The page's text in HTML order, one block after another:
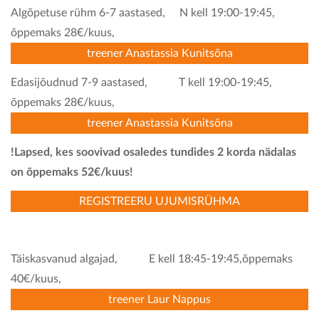
Algõpetuse rühm 6-7 aastased, N kell 19:00-19:45,
õppemaks 28€/kuus,
treener Anastassia Kunitsõna
Edasijõudnud 7-9 aastased, T kell 19:00-19:45,
õppemaks 28€/kuus,
treener Anastassia Kunitsõna
!Lapsed, kes soovivad osaledes tundides 2 korda nädalas
on õppemaks 52€/kuus!
REGISTREERU UJUMISRÜHMA
Täiskasvanud algajad, E kell 18:45-19:45,õppemaks
40€/kuus,
treener Laur Nappus